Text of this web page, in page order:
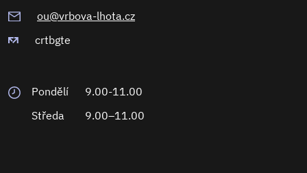
ou@vrbova-lhota.cz
crtbgte
Pondělí
9.00-11.00
Středa
9.00–11.00